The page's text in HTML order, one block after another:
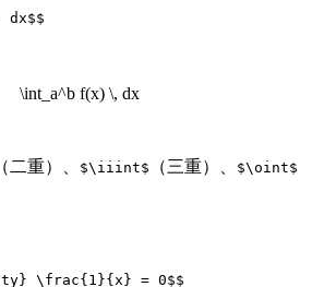
\int_a^b f(x) \, dx
（二重）、 $\iiint$ （三重）、 $\oint$